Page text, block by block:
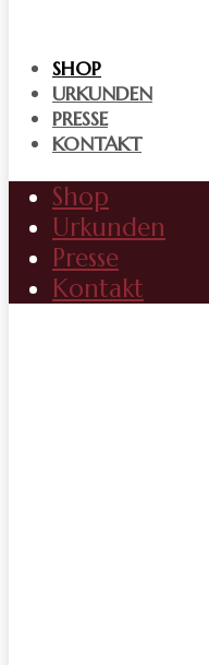
SHOP
URKUNDEN
PRESSE
KONTAKT
Shop
Urkunden
Presse
Kontakt